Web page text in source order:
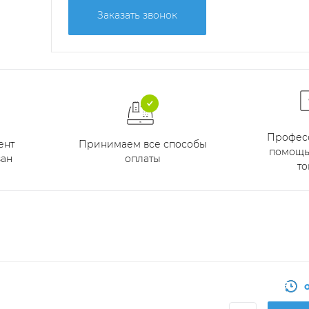
Заказать звонок
Принимаем все способы
оплаты